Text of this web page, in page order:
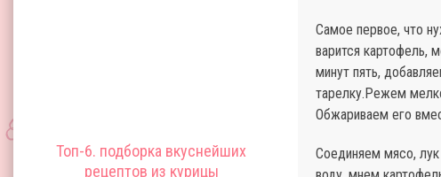
Топ-6. подборка вкуснейших
рецептов из курицы
Самое первое, что
варится картофель,
минут пять,
тарелку.Режем
Обжариваем его
Соединяем мясо,